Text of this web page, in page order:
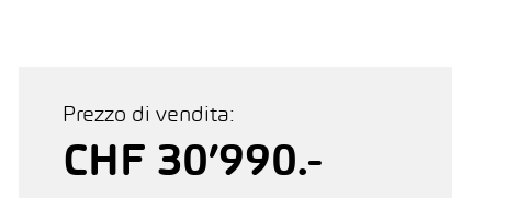
Prezzo di vendita:
CHF 30’990.-